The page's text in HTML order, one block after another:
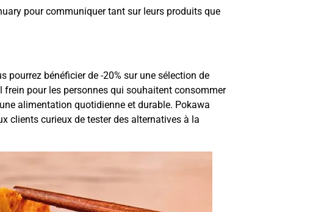
pour communiquer tant sur leurs produits que
pourrez bénéficier de -20% sur une sélection de
pour les personnes qui souhaitent consommer
alimentation quotidienne et durable. Pokawa
clients curieux de tester des alternatives à la